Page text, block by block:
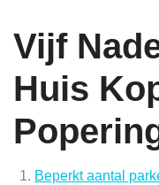
Vijf
Huis
Beperkt aantal